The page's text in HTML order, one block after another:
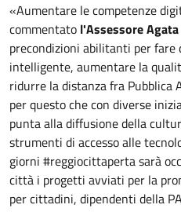
«Aumentare le competenze
commentato l'Assessore
precondizioni abilitanti per fare
intelligente, aumentare la
ridurre la distanza fra Pubblica
per questo che con diverse
punta alla diffusione della
strumenti di accesso alle
giorni #reggiocittaperta sarà
città i progetti avviati per la
per cittadini, dipendenti della